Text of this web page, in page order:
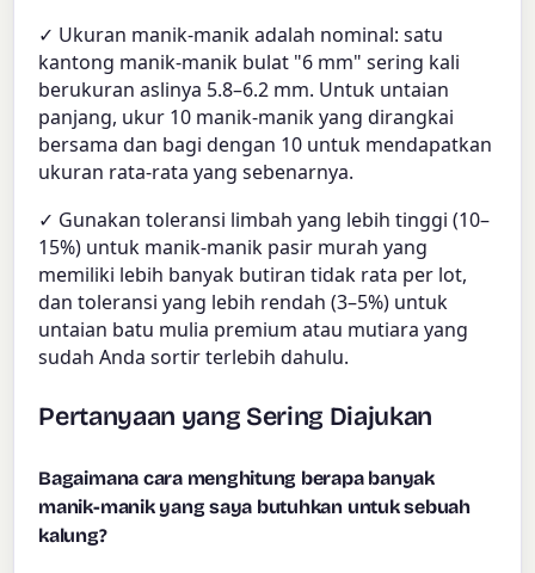
✓ Ukuran manik-manik adalah nominal: satu
kantong manik-manik bulat "6 mm" sering kali
berukuran aslinya 5.8–6.2 mm. Untuk untaian
panjang, ukur 10 manik-manik yang dirangkai
bersama dan bagi dengan 10 untuk mendapatkan
ukuran rata-rata yang sebenarnya.
✓ Gunakan toleransi limbah yang lebih tinggi (10–
15%) untuk manik-manik pasir murah yang
memiliki lebih banyak butiran tidak rata per lot,
dan toleransi yang lebih rendah (3–5%) untuk
untaian batu mulia premium atau mutiara yang
sudah Anda sortir terlebih dahulu.
Pertanyaan yang Sering Diajukan
Bagaimana cara menghitung berapa banyak
manik-manik yang saya butuhkan untuk sebuah
kalung?